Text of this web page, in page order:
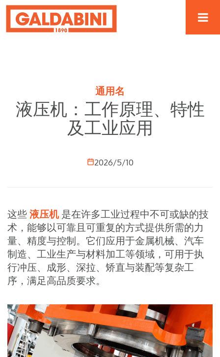
通用名
液压机：工作原理、特性
及工业应用
2026/5/10
这些液压机 是在许多工业过程中不可或缺的技
术，能够以可靠且可重复的方式提供所需的力
量、精度与控制。它们应用于金属机械、汽车
制造、工业生产与材料加工等领域，可用于执
行冲压、成形、深拉、矫直与装配等复杂工
序，满足高品质要求。